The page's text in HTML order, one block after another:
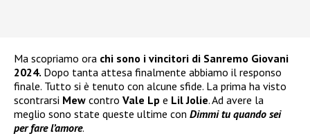
Ma scopriamo ora chi sono i vincitori di Sanremo Giovani
2024. Dopo tanta attesa finalmente abbiamo il responso
finale. Tutto si è tenuto con alcune sfide. La prima ha visto
scontrarsi Mew contro Vale Lp e Lil Jolie. Ad avere la
meglio sono state queste ultime con Dimmi tu quando sei
per fare l’amore.